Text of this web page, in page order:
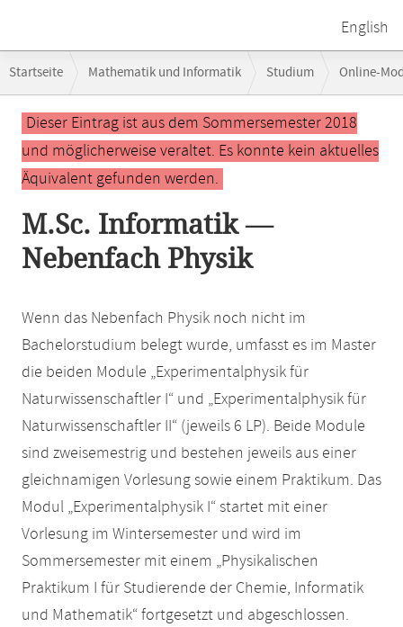
English
Navigation
Startseite Mathematik und Informatik Studium Online-
Hauptinhalt
Dieser Eintrag ist aus dem Sommersemester 2018
und möglicherweise veraltet. Es konnte kein aktuelles
Äquivalent gefunden werden.
M.Sc. Informatik —
Nebenfach Physik
Wenn das Nebenfach Physik noch nicht im
Bachelorstudium belegt wurde, umfasst es im Master
die beiden Module „Experimentalphysik für
Naturwissenschaftler I“ und „Experimentalphysik für
Naturwissenschaftler II“ (jeweils 6 LP). Beide Module
sind zweisemestrig und bestehen jeweils aus einer
gleichnamigen Vorlesung sowie einem Praktikum. Das
Modul „Experimentalphysik I“ startet mit einer
Vorlesung im Wintersemester und wird im
Sommersemester mit einem „Physikalischen
Praktikum I für Studierende der Chemie, Informatik
und Mathematik“ fortgesetzt und abgeschlossen.